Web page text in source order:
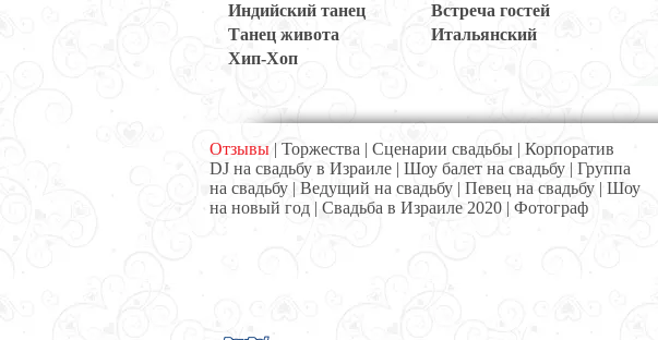
Индийский танец
Встреча гостей
Танец живота
Итальянский
Хип-Хоп
Отзывы | Торжества | Сценарии свадьбы | Корпоратив
DJ на свадьбу в Израиле | Шоу балет на свадьбу | Группа
на свадьбу | Ведущий на свадьбу | Певец на свадьбу | Шоу
на новый год | Свадьба в Израиле 2020 | Фотограф